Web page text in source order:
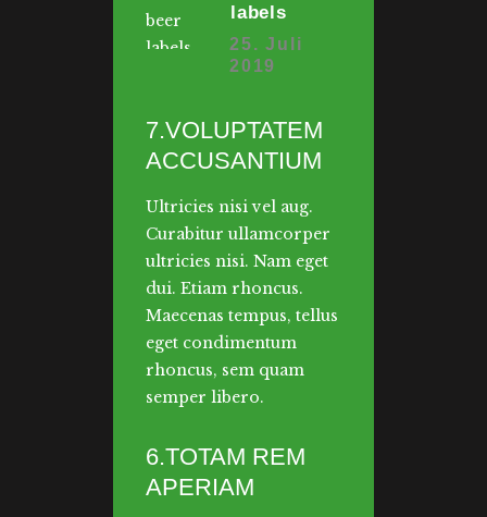
labels
25. Juli
2019
7.VOLUPTATEM
ACCUSANTIUM
Ultricies nisi vel aug.
Curabitur ullamcorper
ultricies nisi. Nam eget
dui. Etiam rhoncus.
Maecenas tempus, tellus
eget condimentum
rhoncus, sem quam
semper libero.
6.TOTAM REM
APERIAM